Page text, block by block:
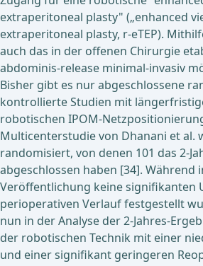
extraperitoneal plasty" („enhanced
extraperitoneal plasty, r-eTEP).
auch das in der offenen Chirurgie
abdominis-release minimal-invasiv
Bisher gibt es nur abgeschlossene
kontrollierte Studien mit
robotischen IPOM-
Multicenterstudie von Dhanani et al.
randomisiert, von denen 101 das 2-
abgeschlossen haben [34]. Während
Veröffentlichung keine signifikanten
perioperativen Verlauf festgestellt
nun in der Analyse der 2-Jahres-
der robotischen Technik mit einer
und einer signifikant geringeren